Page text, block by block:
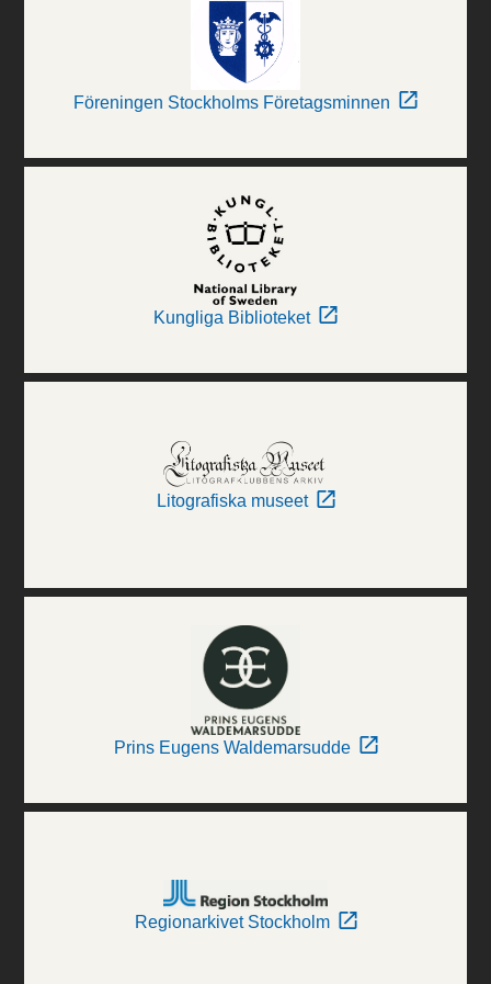
Föreningen Stockholms Företagsminnen
Kungliga Biblioteket
Litografiska museet
Prins Eugens Waldemarsudde
Regionarkivet Stockholm